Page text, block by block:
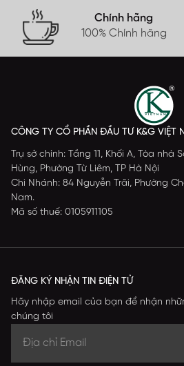
Chính hãng
100% Chính hãng
CÔNG TY CỔ PHẦN ĐẦU TƯ K&G VIỆT
Trụ sở chính: Tầng 11, Khối A, Tòa nhà
Hùng, Phường Từ Liêm, TP Hà Nội
Chi Nhánh: 84 Nguyễn Trãi, Phường
Nam.
Mã số thuế: 0105911105
ĐĂNG KÝ NHẬN TIN ĐIỆN TỬ
Hãy nhập email của bạn để nhận
chúng tôi